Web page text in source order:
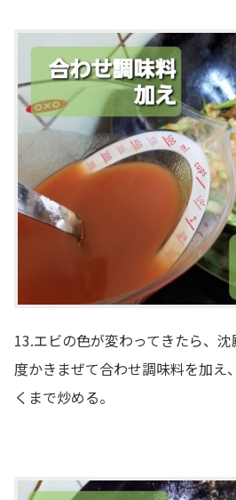
13.エビの色が変わってきたら、
度かきまぜて合わせ調味料を加え
くまで炒める。